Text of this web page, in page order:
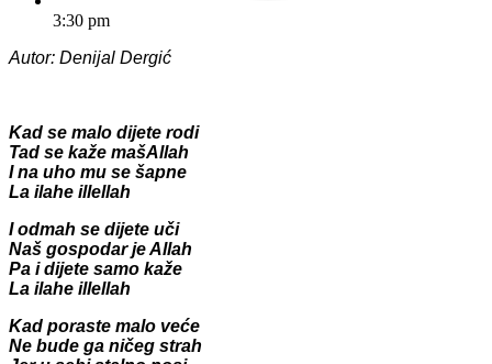
3:30 pm
Autor: Denijal Dergić
Kad se malo dijete rodi
Tad se kaže mašAllah
I na uho mu se šapne
La ilahe illellah
I odmah se dijete uči
Naš gospodar jeAllah
Pa i dijete samo kaže
La ilahe illellah
Kad poraste malo veće
Ne bude ga ničeg strah